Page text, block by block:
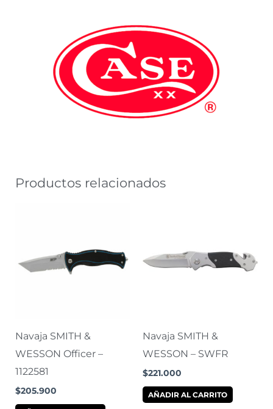
Productos relacionados
Navaja SMITH &
WESSON Officer –
1122581
$205.900
Navaja SMITH &
WESSON – SWFR
$221.000
AÑADIR AL CARRITO